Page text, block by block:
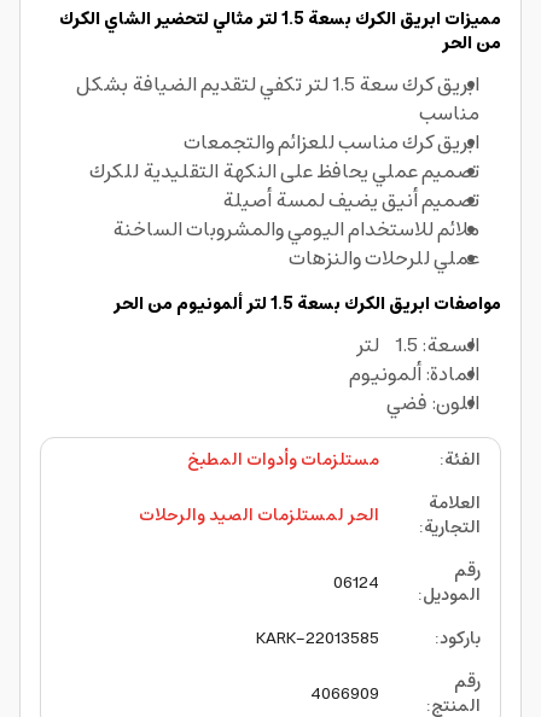
مميزات ابريق الكرك بسعة 1.5 لتر مثالي لتحضير الشاي الكرك
من الحر
ابريق كرك سعة 1.5 لتر تكفي لتقديم الضيافة بشكل
مناسب
ابريق كرك مناسب للعزائم والتجمعات
تصميم عملي يحافظ على النكهة التقليدية للكرك
تصميم أنيق يضيف لمسة أصيلة
ملائم للاستخدام اليومي والمشروبات الساخنة
عملي للرحلات والنزهات
مواصفات ابريق الكرك بسعة 1.5 لتر ألمونيوم من الحر
السعة: 1.5 لتر
المادة: ألمونيوم
اللون: فضي
الفئة:
مستلزمات وأدوات المطبخ
العلامة
التجارية:
الحر لمستلزمات الصيد والرحلات
رقم
الموديل:
06124
باركود:
KARK-22013585
رقم
المنتج:
4066909